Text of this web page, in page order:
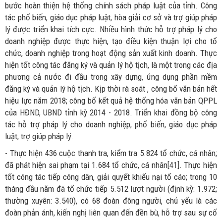
bước hoàn thiện hệ thống chính sách pháp luật của tỉnh. Công
tác phổ biến, giáo dục pháp luật, hòa giải cơ sở và trợ giúp pháp
lý được triển khai tích cực. Nhiều hình thức hỗ trợ pháp lý cho
doanh nghiệp được thực hiện, tạo điều kiện thuận lợi cho tổ
chức, doanh nghiệp trong hoạt động sản xuất kinh doanh. Thực
hiện tốt công tác đăng ký và quản lý hộ tịch, là một trong các địa
phương cả nước đi đầu trong xây dựng, ứng dụng phần mềm
đăng ký và quản lý hộ tịch. Kịp thời rà soát , công bố văn bản hết
hiệu lực năm 2018; công bố kết quả hệ thống hóa văn bản QPPL
của HĐND, UBND tỉnh kỳ 2014 - 2018. Triển khai đồng bộ công
tác hỗ trợ pháp lý cho doanh nghiệp, phổ biến, giáo dục pháp
luật, trợ giúp pháp lý.
- Thực hiện 436 cuộc thanh tra, kiểm tra 5.824 tổ chức, cá nhân;
đã phát hiện sai phạm tại 1.684 tổ chức, cá nhân[41]. Thực hiện
tốt công tác tiếp công dân, giải quyết khiếu nại tố cáo; trong 10
tháng đầu năm đã tổ chức tiếp 5.512 lượt người (định kỳ: 1.972;
thường xuyên: 3.540), có 68 đoàn đông người, chủ yếu là các
đoàn phản ánh, kiến nghị liên quan đến đền bù, hỗ trợ sau sự cố